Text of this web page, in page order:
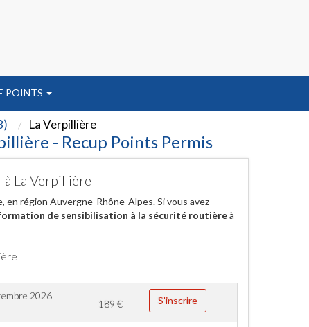
POINTS
La Verpillière
- Recup Points Permis
La Verpillière
région Auvergne-Rhône-Alpes. Si vous avez
de sensibilisation à la sécurité routièreà
2026
189€ S'inscrire